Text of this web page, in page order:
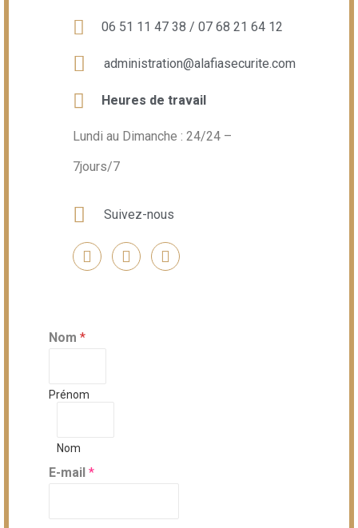
06 51 11 47 38 / 07 68 21 64 12
administration@alafiasecurite.com
Heures de travail
Lundi au Dimanche : 24/24 –
7jours/7
Suivez-nous
Nom *
Prénom
Nom
E-mail *